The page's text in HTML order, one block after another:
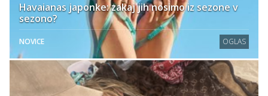
Havaianas japonke: zakaj jih nosimo iz sezone v
sezono?
NOVICE OGLAS